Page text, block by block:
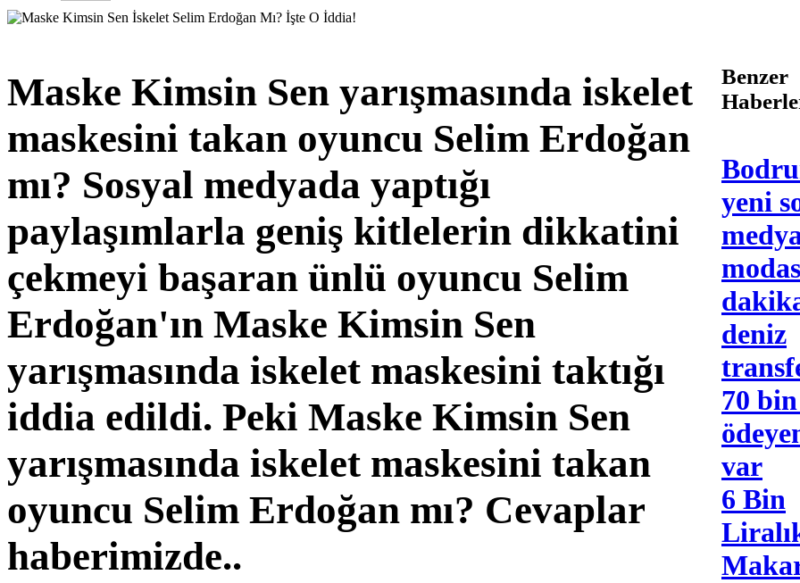
Maske Kimsin Sen yarışmasında iskelet
maskesini takan oyuncu Selim Erdoğan
mı? Sosyal medyada yaptığı
paylaşımlarla geniş kitlelerin dikkatini
çekmeyi başaran ünlü oyuncu Selim
Erdoğan'ın Maske Kimsin Sen
yarışmasında iskelet maskesini taktığı
iddia edildi. Peki Maske Kimsin Sen
yarışmasında iskelet maskesini takan
oyuncu Selim Erdoğan mı? Cevaplar
haberimizde..
Benzer
yeni
deniz
70
var
6 Bin